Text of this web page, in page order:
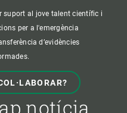
suport al jove talent científic i
per a l'emergència
d’evidències
notícia